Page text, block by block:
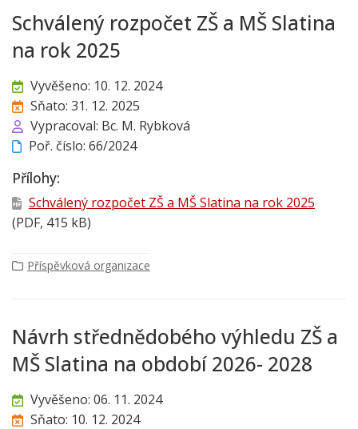
Schválený rozpočet ZŠ a MŠ Slatina
na rok 2025
Vyvěšeno: 10. 12. 2024
Sňato: 31. 12. 2025
Vypracoval: Bc. M. Rybková
Poř. číslo: 66/2024
Přílohy:
Schválený rozpočet ZŠ a MŠ Slatina na rok 2025
(PDF, 415 kB)
Příspěvková organizace
Návrh střednědobého výhledu ZŠ a
MŠ Slatina na období 2026- 2028
Vyvěšeno: 06. 11. 2024
Sňato: 10. 12. 2024